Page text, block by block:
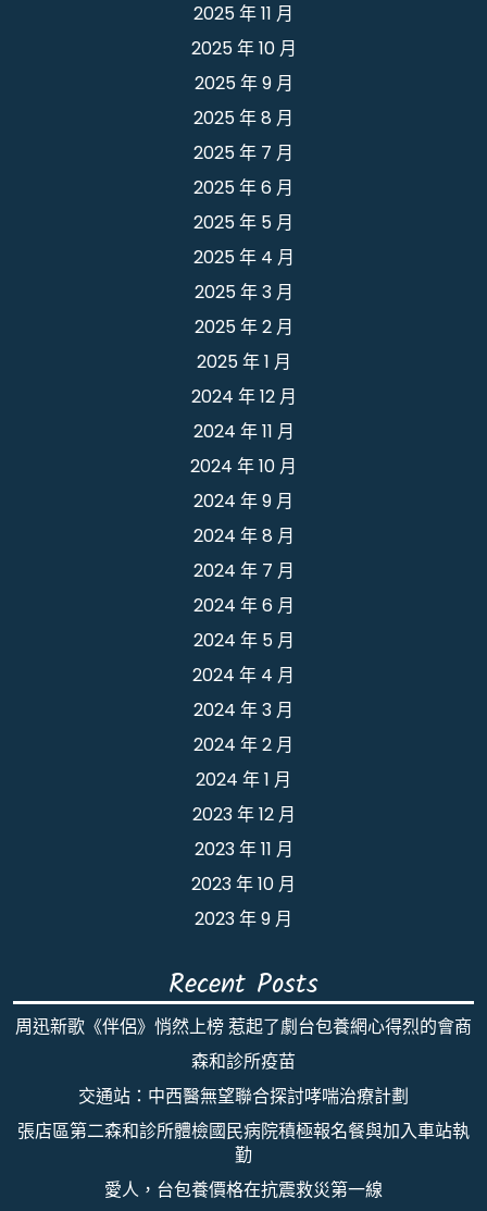
2025 年 11 月
2025 年 10 月
2025 年 9 月
2025 年 8 月
2025 年 7 月
2025 年 6 月
2025 年 5 月
2025 年 4 月
2025 年 3 月
2025 年 2 月
2025 年 1 月
2024 年 12 月
2024 年 11 月
2024 年 10 月
2024 年 9 月
2024 年 8 月
2024 年 7 月
2024 年 6 月
2024 年 5 月
2024 年 4 月
2024 年 3 月
2024 年 2 月
2024 年 1 月
2023 年 12 月
2023 年 11 月
2023 年 10 月
2023 年 9 月
Recent Posts
周迅新歌《伴侶》悄然上榜 惹起了劇台包養網心得烈的會商
森和診所疫苗
交通站：中西醫無望聯合探討哮喘治療計劃
張店區第二森和診所體檢國民病院積極報名餐與加入車站執
勤
愛人，台包養價格在抗震救災第一線